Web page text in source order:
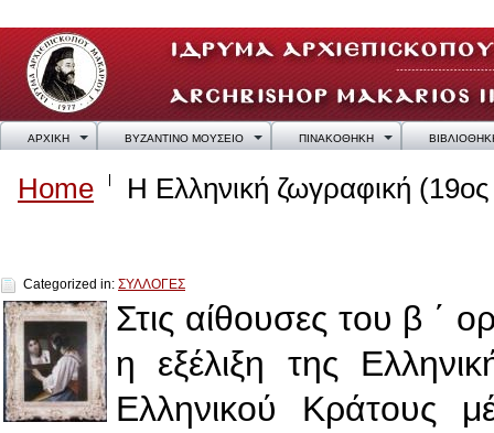
ΑΡΧΙΚΗ ΒΥΖΑΝΤΙΝΟ ΜΟΥΣΕΙΟ ΠΙΝΑΚΟΘΗΚΗ
Home Η Ελληνική ζωγραφική
Categorized in: ΣΥΛΛΟΓΕΣ
Στις αίθουσες του β ΄
η εξέλιξη της
Ελληνικού Κράτους